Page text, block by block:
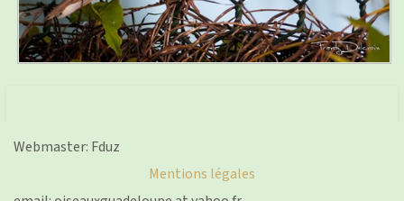
Webmaster: Fduz
Mentions légales